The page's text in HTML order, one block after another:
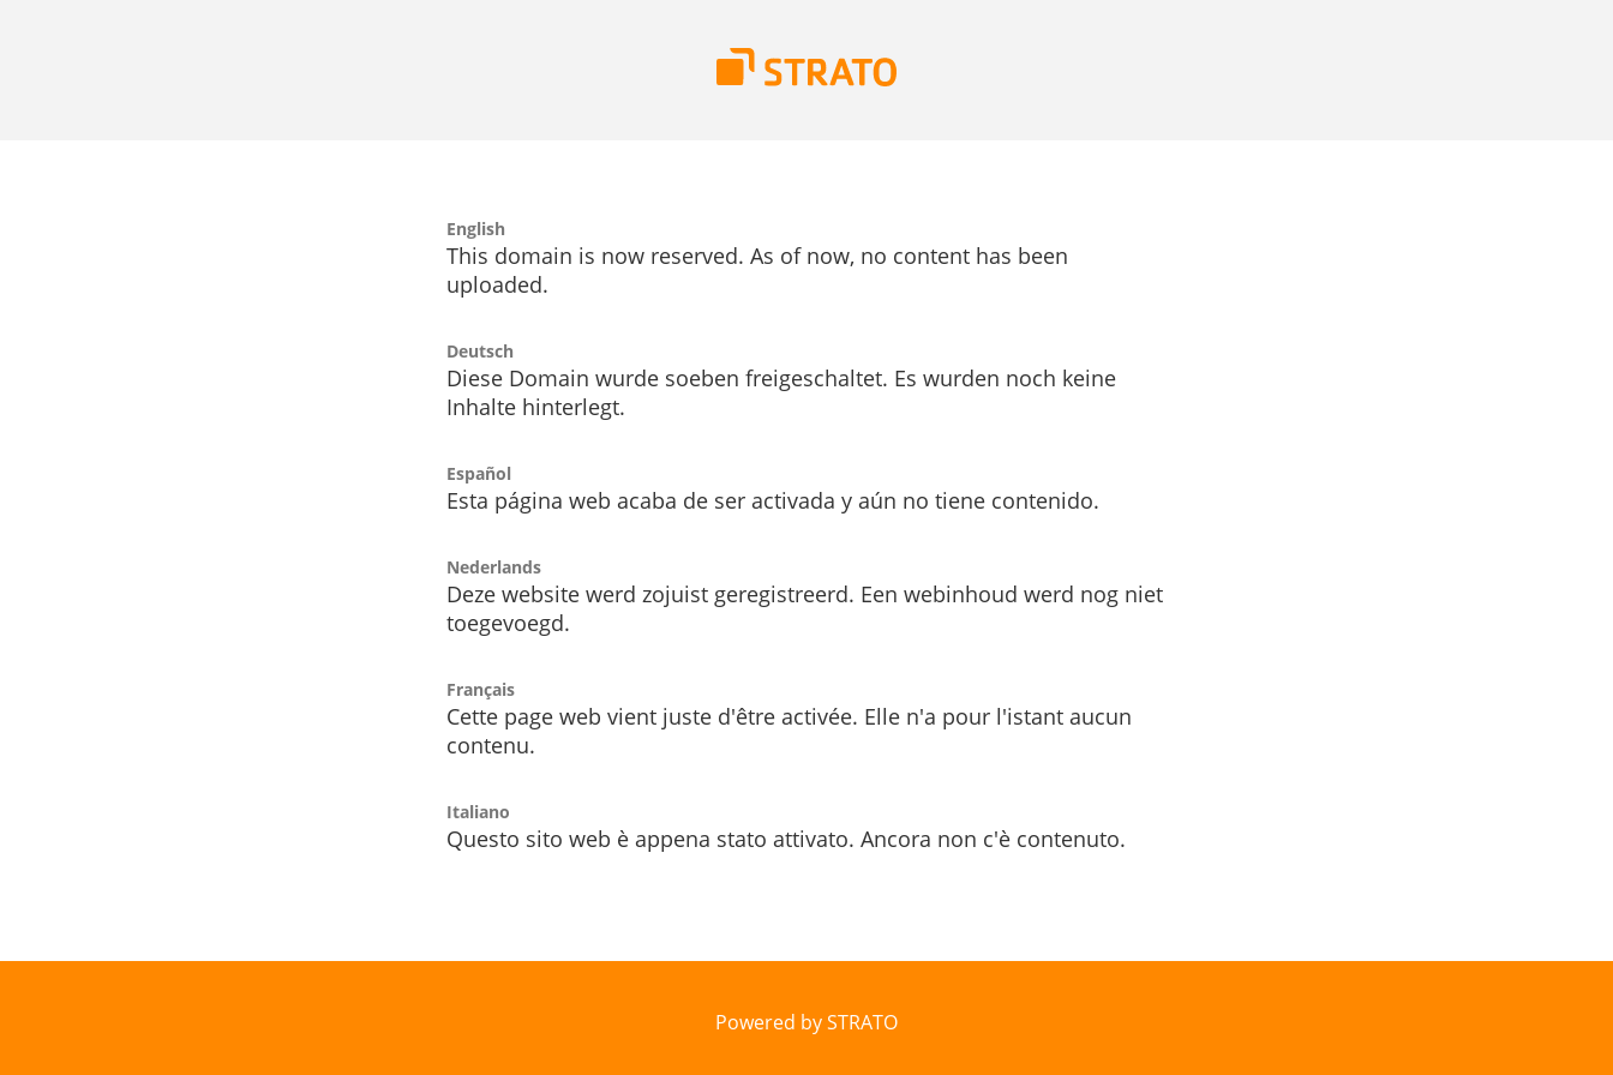
English
This domain is now reserved. As of now, no content has been
uploaded.
Deutsch
Diese Domain wurde soeben freigeschaltet. Es wurden noch keine
Inhalte hinterlegt.
Español
Esta página web acaba de ser activada y aún no tiene contenido.
Nederlands
Deze website werd zojuist geregistreerd. Een webinhoud werd nog niet
toegevoegd.
Français
Cette page web vient juste d'être activée. Elle n'a pour l'istant aucun
contenu.
Italiano
Questo sito web è appena stato attivato. Ancora non c'è contenuto.
Powered by STRATO